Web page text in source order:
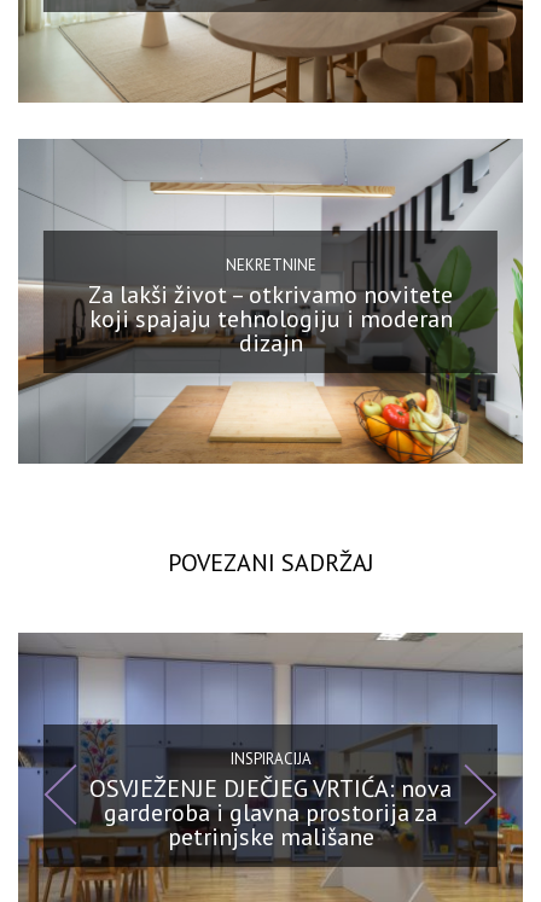
NEKRETNINE
Za lakši život – otkrivamo novitete
koji spajaju tehnologiju i moderan
dizajn
POVEZANI SADRŽAJ
INSPIRACIJA
OSVJEŽENJE DJEČJEG VRTIĆA: nova
garderoba i glavna prostorija za
petrinjske mališane